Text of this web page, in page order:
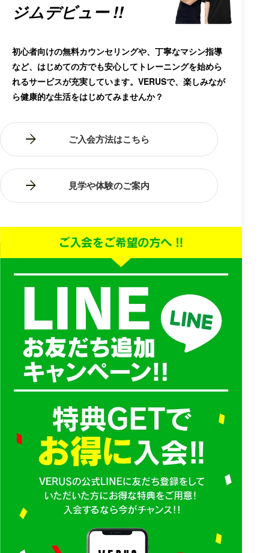
ジムデビュー !!
初心者向けの無料カウンセリングや、丁寧なマシン指導
など、はじめての方でも安心してトレーニングを始めら
れるサービスが充実しています。VERUSで、楽しみなが
ら健康的な生活をはじめてみませんか？
ご入会方法はこちら
見学や体験のご案内